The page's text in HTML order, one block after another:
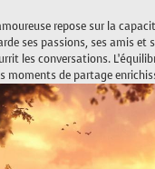
repose sur la
ses passions, ses amis
les conversations.
moments de partage